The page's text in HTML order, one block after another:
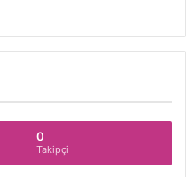
0
Takipçi